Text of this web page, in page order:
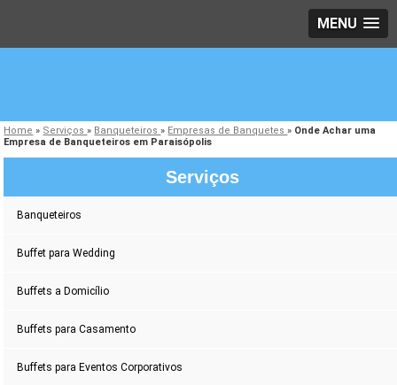
MENU
Home » Serviços» Banqueteiros» Empresas de Banquetes» Onde Achar uma
Empresa de Banqueteiros em Paraisópolis
Serviços
Banqueteiros
Buffet para Wedding
Buffets a Domicílio
Buffets para Casamento
Buffets para Eventos Corporativos